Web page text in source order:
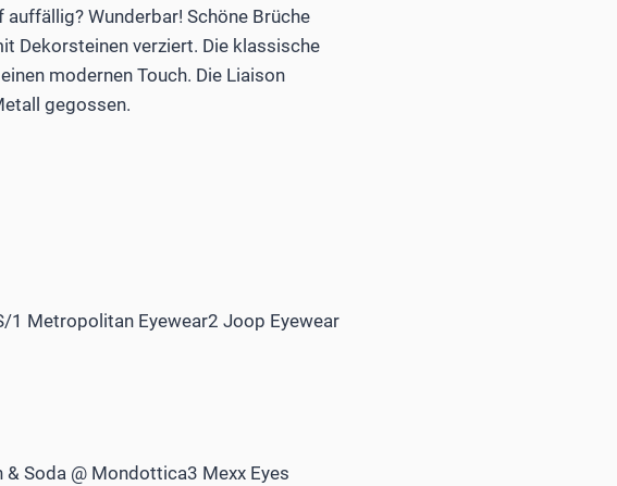
Wunderbar! Schöne Brüche
Dekorsteinen verziert. Die klassische
modernen Touch. Die Liaison
gegossen.
1 Metropolitan Eyewear2 Joop Eyewear
Soda @ Mondottica3 Mexx Eyes